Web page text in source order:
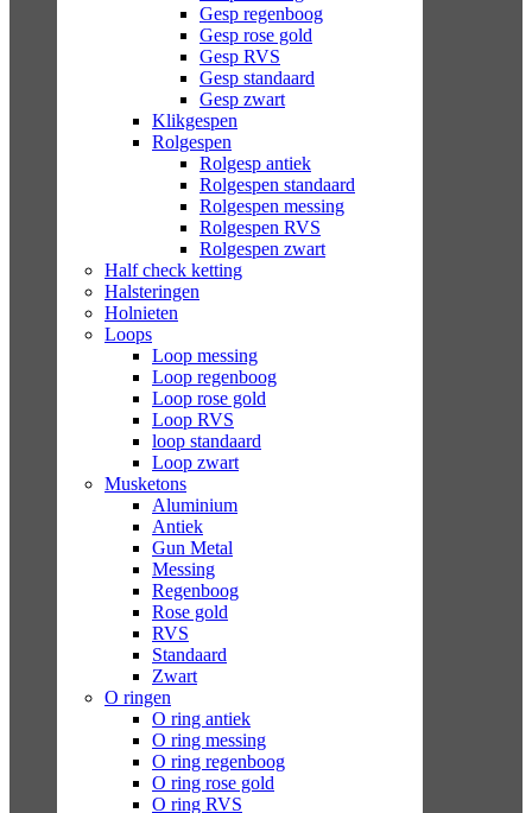
Gesp regenboog
Gesp rose gold
Gesp RVS
Gesp standaard
Gesp zwart
Klikgespen
Rolgespen
Rolgesp antiek
Rolgespen standaard
Rolgespen messing
Rolgespen RVS
Rolgespen zwart
Half check ketting
Halsteringen
Holnieten
Loops
Loop messing
Loop regenboog
Loop rose gold
Loop RVS
loop standaard
Loop zwart
Musketons
Aluminium
Antiek
Gun Metal
Messing
Regenboog
Rose gold
RVS
Standaard
Zwart
O ringen
O ring antiek
O ring messing
O ring regenboog
O ring rose gold
O ring RVS